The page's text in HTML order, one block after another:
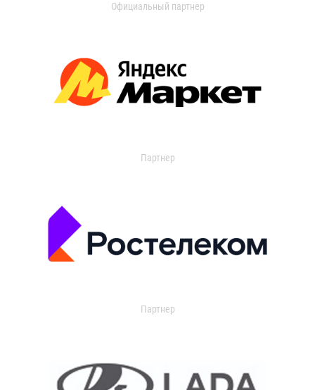
Официальный партнер
Партнер
Партнер